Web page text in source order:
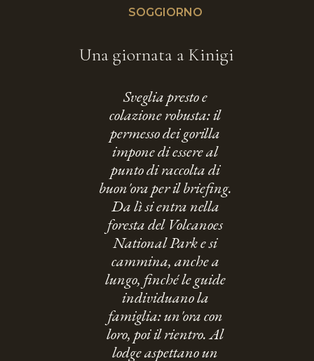
SOGGIORNO
Una giornata a Kinigi
Sveglia presto e
colazione robusta: il
permesso dei gorilla
impone di essere al
punto di raccolta di
buon'ora per il briefing.
Da lì si entra nella
foresta del Volcanoes
National Park e si
cammina, anche a
lungo, finché le guide
individuano la
famiglia: un'ora con
loro, poi il rientro. Al
lodge aspettano un